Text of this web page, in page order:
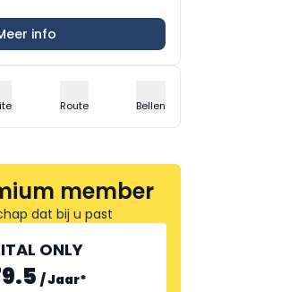
info
Route Bellen
member
dat bij u past
ONLY
/Jaar*